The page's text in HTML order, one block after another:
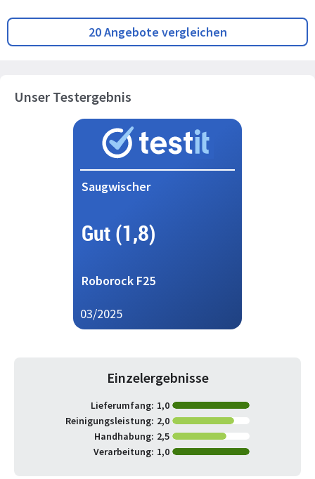
20 Angebote vergleichen
Unser Testergebnis
Saugwischer
Gut (1,8)
Roborock F25
03/2025
Einzelergebnisse
Lieferumfang: 1,0
Reinigungsleistung: 2,0
Handhabung: 2,5
Verarbeitung: 1,0